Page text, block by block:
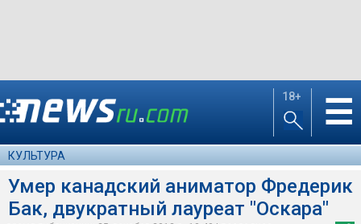
18+ ☰
КУЛЬТУРА
Умер канадский аниматор Фредерик
Бак, двукратный лауреат "Оскара"